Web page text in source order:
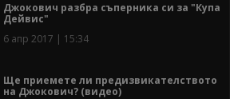
Джокович разбра съперника си за "Купа
Дейвис"
6 апр 2017 | 15:34
Ще приемете ли предизвикателството
на Джокович? (видео)